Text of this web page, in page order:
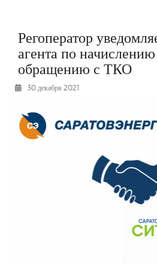
К СВЕДЕНИЮ
КОНКУРСЫ
ФОТОРЕПОРТАЖИ
РЕКЛАМОДАТЕЛЯМ
КОНТАКТЫ
Регоператор
агента по
обращению с ТКО
30 декабря 2021